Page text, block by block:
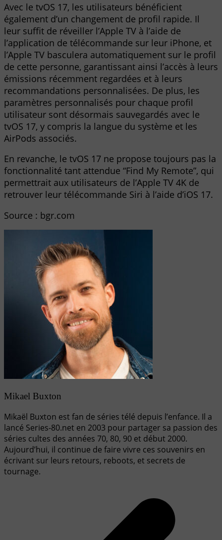
Avec le tvOS 17, les utilisateurs bénéficient
également d’un changement de profil rapide. Il
leur suffit de réveiller l’Apple TV à l’aide de
l’application de télécommande sur leur iPhone, et
l’Apple TV basculera automatiquement sur le profil
de cette personne, garantissant ainsi l’accès à leurs
émissions récemment regardées et à leurs
recommandations personnalisées. De plus, les
paramètres personnalisés pour chaque profil
utilisateur sont désormais sauvegardés avec le
tvOS 17, y compris la langue du système et les
AirPods associés.
En revanche, le tvOS 17 ne propose toujours pas la
fonctionnalité tant attendue “Find My Remote”, qui
permettrait aux utilisateurs de l’Apple TV 4K de
retrouver leur télécommande Siri à l’aide d’iOS 17.
Source : bgr.com
Mikael Buxton
Mikaël Buxton est fan de séries télé depuis l’enfance. Il a
lancé Series-80.net en 2003 pour partager sa passion des
séries cultes des années 70, 80, 90 et début 2000.
Aujourd’hui, il continue de faire vivre ces souvenirs en
écrivant sur leurs retours, reboots, et secrets de
tournage.